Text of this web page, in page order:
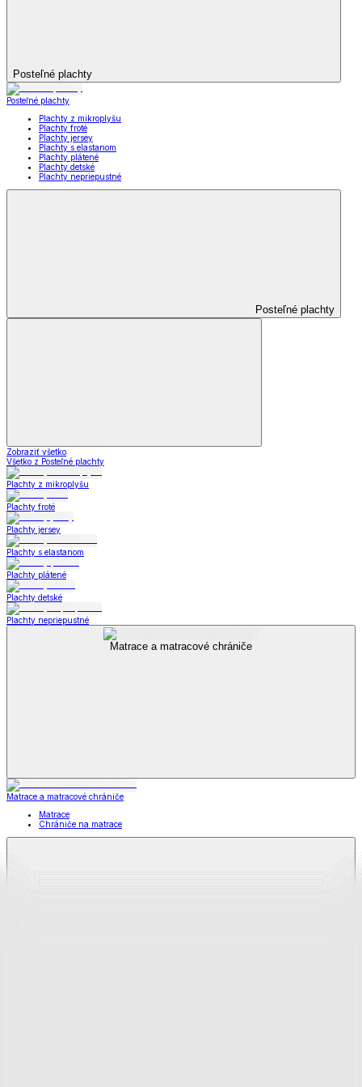
Posteľné plachty
Posteľné plachty
Plachty z mikroplyšu
Plachty froté
Plachty jersey
Plachty s elastanom
Plachty plátené
Plachty detské
Plachty nepriepustné
Posteľné plachty
Zobraziť všetko
Všetko z Posteľné plachty
Plachty z mikroplyšu
Plachty froté
Plachty jersey
Plachty s elastanom
Plachty plátené
Plachty detské
Plachty nepriepustné
Matrace a matracové chrániče
Matrace a matracové chrániče
Matrace
Chrániče na matrace